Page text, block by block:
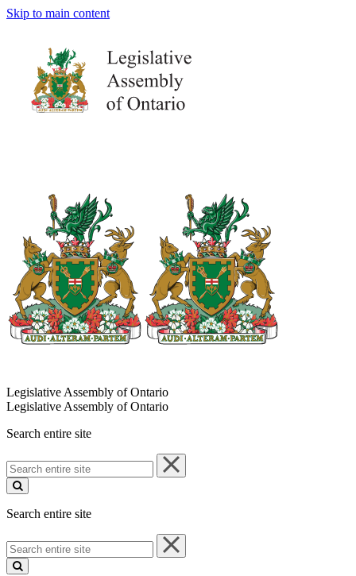
Skip to main content
Legislative Assembly of Ontario
Legislative Assembly of Ontario
Search entire site
Search
entire
site
Search entire site
Search
entire
site